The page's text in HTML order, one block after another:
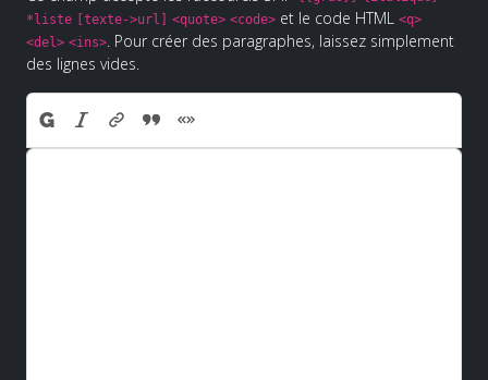
*liste [texte->url] <quote> <code> et le code HTML
<q>
<del> <ins> . Pour créer des paragraphes, laissez simplement
des lignes vides.